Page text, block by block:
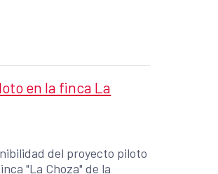
en la finca La
del proyecto piloto
"La Choza" de la